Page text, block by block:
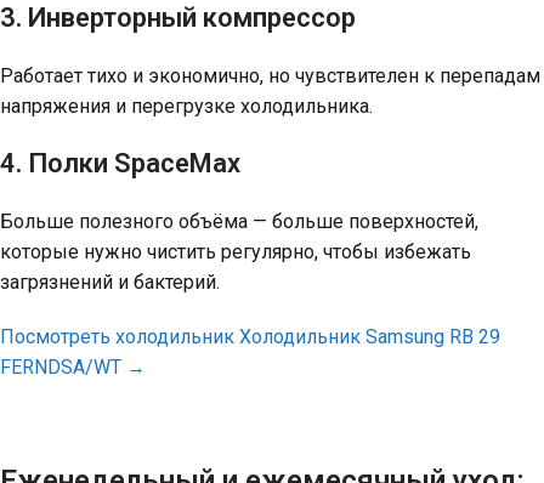
3. Инверторный компрессор
Работает тихо и экономично, но чувствителен к перепадам
напряжения и перегрузке холодильника.
4. Полки SpaceMax
Больше полезного объёма — больше поверхностей,
которые нужно чистить регулярно, чтобы избежать
загрязнений и бактерий.
Посмотреть холодильник Холодильник Samsung RB 29
FERNDSA/WT →